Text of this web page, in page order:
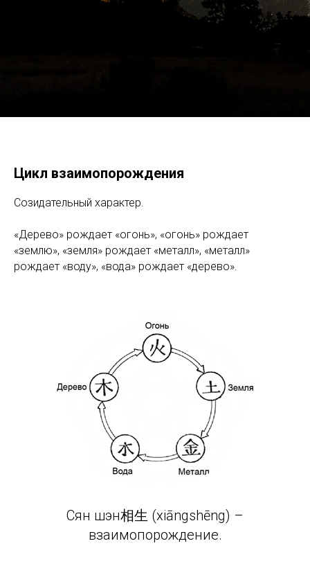
Цикл взаимопорождения
Созидательный характер.
«Дерево» рождает «огонь», «огонь» рождает
«землю», «земля» рождает «металл», «металл»
рождает «воду», «вода» рождает «дерево».
Сян шэн相生 (xiāngshēng) –
взаимопорождение.